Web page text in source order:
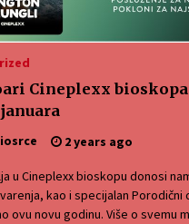
„Караван безбедности
3 months ago
SPORTSKA INFORMACIJA
3 months ago
Povratak u kancelarije
,,Đavo nosi Pradu 2“
3 months ago
Cineplexx bioskopa
januara
2 years ago
u Cineplexx bioskopu donosi
kao i specijalan Porodični
ovu novu godinu. Više o svemu